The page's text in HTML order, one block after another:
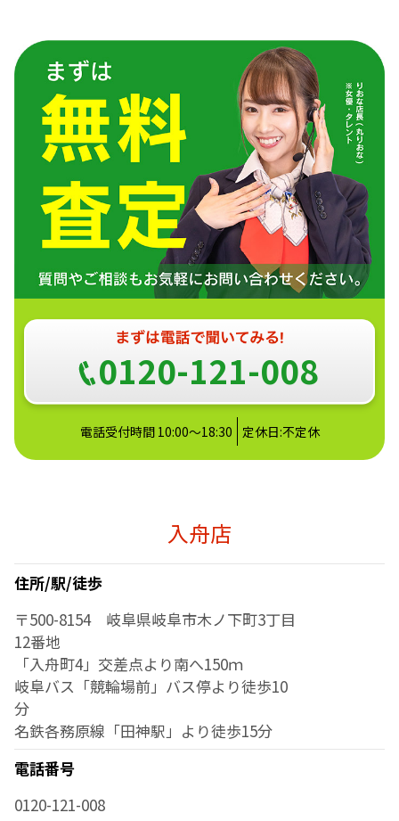
0120-121-008
電話受付時間 10:00～18:30 定休日:不定休
入舟店
住所/駅/徒歩
〒500-8154 岐阜県岐阜市木ノ下町3丁目
12番地
「入舟町4」交差点より南へ150ｍ
岐阜バス「競輪場前」バス停より徒歩10
分
名鉄各務原線「田神駅」より徒歩15分
電話番号
0120-121-008